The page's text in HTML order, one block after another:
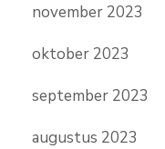
november 2023
oktober 2023
september 2023
augustus 2023